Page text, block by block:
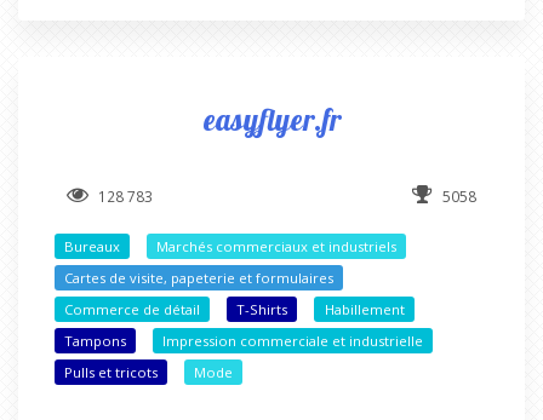
easyflyer.fr
128 783 5058
Bureaux
Marchés commerciaux et industriels
Cartes de visite, papeterie et formulaires
Commerce de détail
T-Shirts
Habillement
Tampons
Impression commerciale et industrielle
Pulls et tricots
Mode